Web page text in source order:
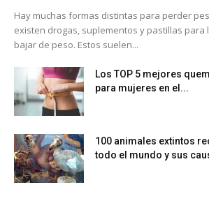
Hay muchas formas distintas para perder
existen drogas, suplementos y pastillas para
bajar de peso. Estos suelen...
Los TOP 5 mejores
para mujeres en el...
100 animales extintos
todo el mundo y sus